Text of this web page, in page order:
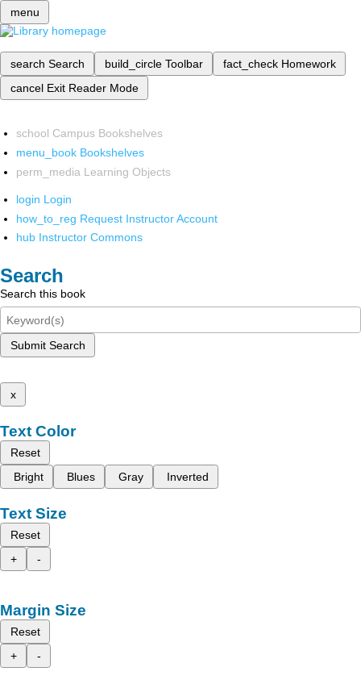
menu
search Search build_circle Toolbar fact_check Homework
cancel Exit Reader Mode
school Campus Bookshelves
menu_book Bookshelves
perm_media Learning Objects
login Login
how_to_reg Request Instructor Account
hub Instructor Commons
Search
Search this book
Submit Search
x
Text Color
Reset
Bright
Blues Gray Inverted
Text Size
Reset
+
-
Margin Size
Reset
+
-